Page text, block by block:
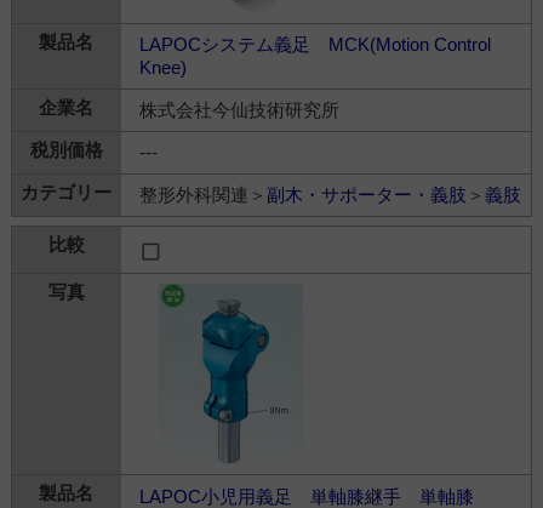
LAPOCシステム義足 MCK(Motion Control
Knee)
株式会社今仙技術研究所
---
整形外科関連＞ 副木・サポーター・義肢 ＞ 義肢
LAPOC小児用義足 単軸膝継手 単軸膝